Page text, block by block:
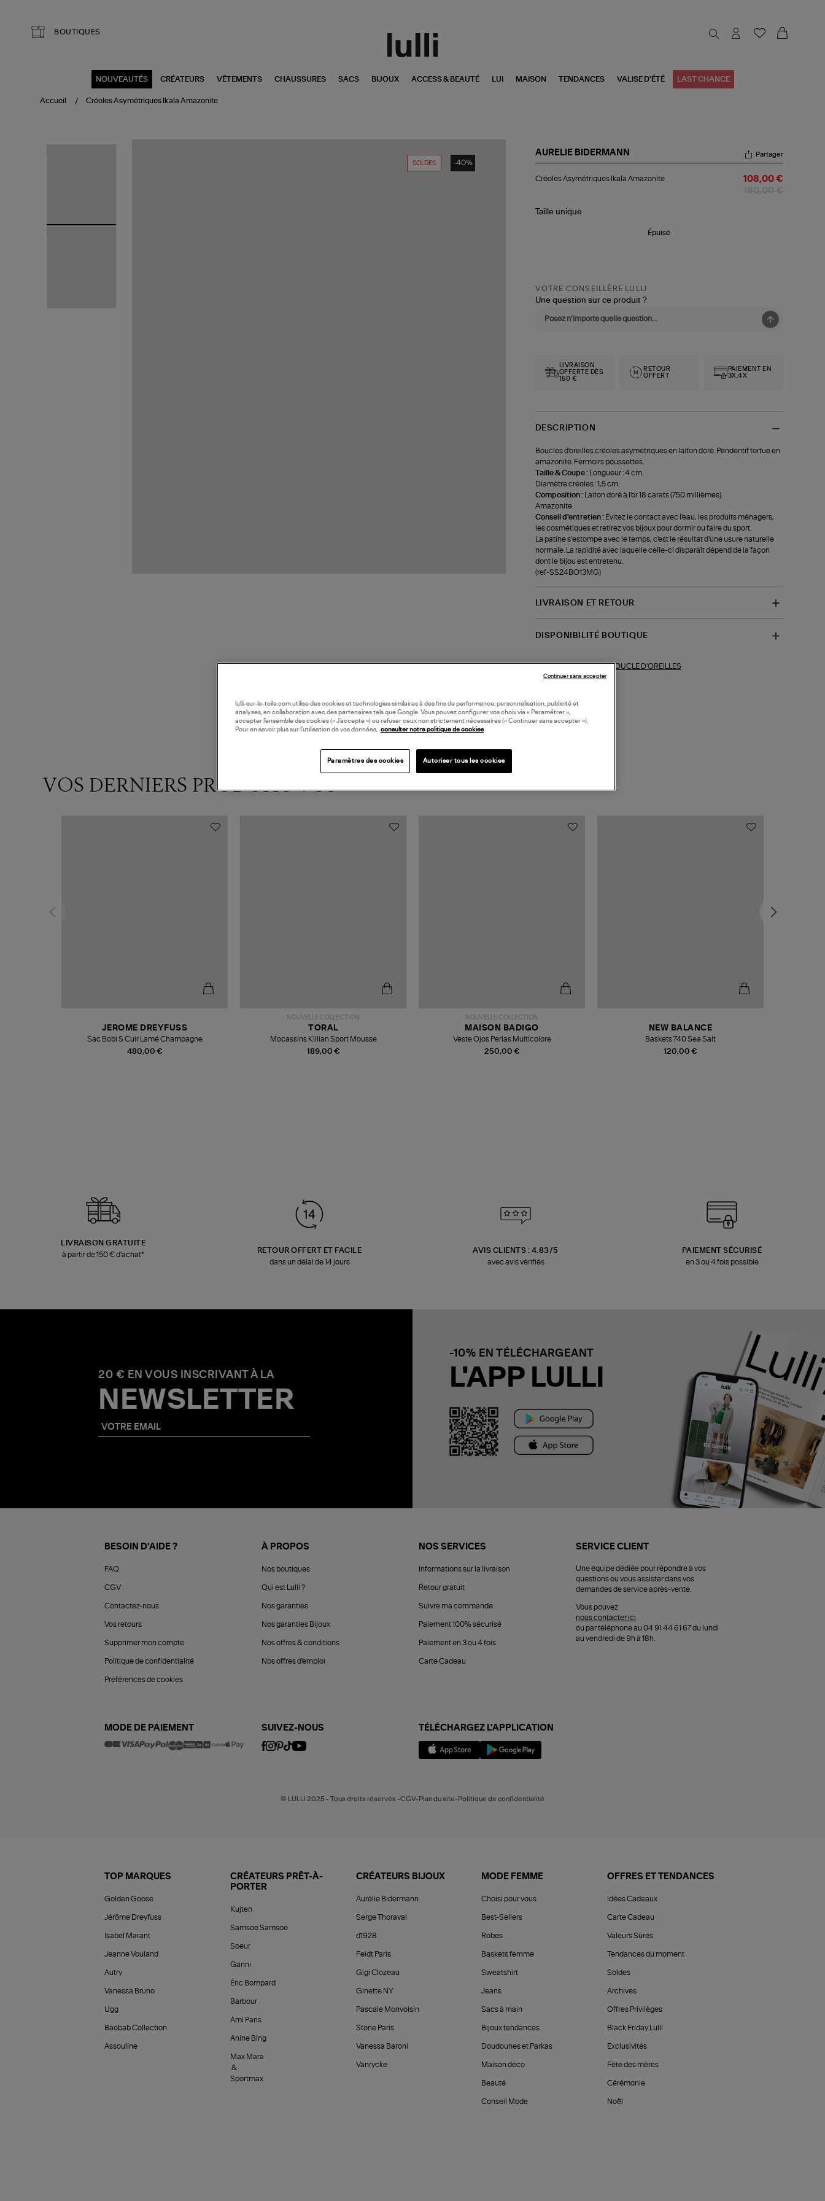
BOUTIQUES
NOUVEAUTÉS CRÉATEURS VÊTEMENTS CHAUSSURES SACS BIJOUX ACCESS & BEAUTÉ LUI MAISON TENDANCES VALISE D'ÉTÉ LAST CHANCE
Accueil Créoles Asymétriques Ikala Amazonite
SOLDES -40%
AURELIE BIDERMANN
Asymétriques
Partager
Créoles Asymétriques Ikala Amazonite 108,00 €
Taille unique
Épuisé
VOTRE CONSEILLÈRE LULLI
Une question sur ce produit ?
LIVRAISON
OFFERTE DÈS
150 €
RETOUR
OFFERT
PAIEMENT EN
3X,4X
DESCRIPTION
Boucles d'oreilles créoles asymétriques en laiton doré. Pendentif tortue en
amazonite. Fermoirs poussettes.
Taille & Coupe :
Longueur : 4 cm.
Diamètre créoles : 1,5 cm.
Composition :
Laiton doré à l'or 18 carats (750 millièmes).
Amazonite.
Conseil d'entretien : Évitez le contact avec l'eau, les produits ménagers,
les cosmétiques et retirez vos bijoux pour dormir ou faire du sport.
La patine s’estompe avec le temps, c'est le résultat d'une usure naturelle
normale. La rapidité avec laquelle celle-ci disparaît dépend de la façon
dont le bijou est entretenu.
(ref-SS24BO13MG)
LIVRAISON ET RETOUR
DISPONIBILITÉ BOUTIQUE
BOUCLE D'OREILLES
VOS DERNIERS PRODUITS VUS
480,00 €
JEROME DREYFUSS
Sac Bobi S Cuir Lamé Champagne
NOUVELLE COLLECTION
189,00 €
TORAL
Mocassins Killian Sport Mousse
NOUVELLE COLLECTION
250,00 €
MAISON BADIGO
Veste Ojos Perlas Multicolore
120,00 €
NEW BALANCE
Baskets 740 Sea Salt
LIVRAISON GRATUITE
à partir de 150 € d'achat*
RETOUR OFFERT ET FACILE
dans un délai de 14 jours
AVIS CLIENTS : 4.83/5
avec avis vérifiés
PAIEMENT SÉCURISÉ
en 3 ou 4 fois possible
20 € EN VOUS INSCRIVANT À LA
NEWSLETTER
-10% EN TÉLÉCHARGEANT
L'APP LULLI
BESOIN D'AIDE ?
FAQ
CGV
Contactez-nous
Vos retours
Supprimer mon compte
Politique de confidentialité
Préférences de cookies
À PROPOS
Nos boutiques
Qui est Lulli ?
Nos garanties
Nos garanties Bijoux
Nos offres & conditions
Nos offres d'emploi
NOS SERVICES
Informations sur la livraison
Retour gratuit
Suivre ma commande
Paiement 100% sécurisé
Paiement en 3 ou 4 fois
Carte Cadeau
SERVICE CLIENT
Une équipe dédiée pour répondre à vos
questions ou vous assister dans vos
demandes de service après-vente.
Vous pouvez
nous contacter ici
ou par téléphone au 04 91 44 61 67 du lundi
au vendredi de 9h à 18h.
MODE DE PAIEMENT SUIVEZ-NOUS TÉLÉCHARGEZ L'APPLICATION
© LULLI 2025 - Tous droits réservés -CGV-Plan du site-Politique de confidentialité
TOP MARQUES
Golden Goose
Jérôme Dreyfuss
Isabel Marant
Jeanne Vouland
Autry
Vanessa Bruno
Ugg
Baobab Collection
Assouline
CRÉATEURS PRÊT-À-
PORTER
Kujten
Samsoe Samsoe
Soeur
Ganni
Éric Bompard
Barbour
Ami Paris
Anine Bing
Max Mara
&
Sportmax
CRÉATEURS BIJOUX
Aurélie Bidermann
Serge Thoraval
d1928
Feidt Paris
Gigi Clozeau
Ginette NY
Pascale Monvoisin
Stone Paris
Vanessa Baroni
Vanrycke
MODE FEMME
Choisi pour vous
Best-Sellers
Robes
Baskets femme
Sweatshirt
Jeans
Sacs à main
Bijoux tendances
Doudounes et Parkas
Maison déco
Beauté
Conseil Mode
OFFRES ET TENDANCES
Idées Cadeaux
Carte Cadeau
Valeurs Sûres
Tendances du moment
Soldes
Archives
Offres Privilèges
Black Friday Lulli
Exclusivités
Fête des mères
Cérémonie
Noël
lulli-sur-la-toile.com utilise des cookies et technologies similaires à des fins de performance, personnalisation, publicité et
analyses, en collaboration avec des partenaires tels que Google. Vous pouvez configurer vos choix via « Paramétrer »,
accepter l’ensemble des cookies (« J’accepte ») ou refuser ceux non strictement nécessaires (« Continuer sans accepter »).
Pour en savoir plus sur l’utilisation de vos données, consulter notre politique de cookies
Paramètres des cookies Autoriser tous les cookies
Continuer sans accepter